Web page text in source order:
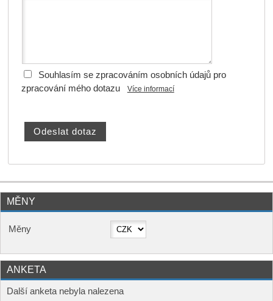
Souhlasím se zpracováním osobních údajů pro
zpracování mého dotazu
Více informací
MĚNY
Měny
ANKETA
Další anketa nebyla nalezena